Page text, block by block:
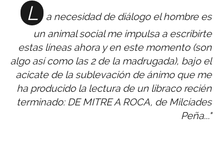
L
a necesidad de diálogo el hombre es
un animal social me impulsa a escribirte
estas líneas ahora y en este momento (son
algo así como las 2 de la madrugada), bajo el
acicate de la sublevación de ánimo que me
ha producido la lectura de un libraco recién
terminado: DE MITRE A ROCA, de Milcíades
Peña..."